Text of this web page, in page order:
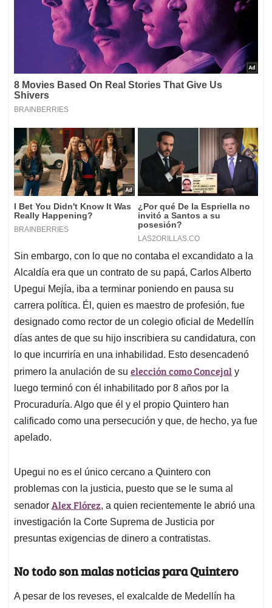
Sin embargo, con lo que no contaba el excandidato a la
Alcaldía era que un contrato de su papá, Carlos Alberto
Upegui Mejía, iba a terminar poniendo en pausa su
carrera política. Él, quien es maestro de profesión, fue
designado como rector de un colegio oficial de Medellín
días antes de que su hijo inscribiera su candidatura, con
lo que incurriría en una inhabilidad. Esto desencadenó
primero la anulación de su elección como Concejal y
luego terminó con él inhabilitado por 8 años por la
Procuraduría. Algo que él y el propio Quintero han
calificado como una persecución y que, de hecho, ya fue
apelado.
Upegui no es el único cercano a Quintero con
problemas con la justicia, puesto que se le suma al
senador Alex Flórez, a quien recientemente le abrió una
investigación la Corte Suprema de Justicia por
presuntas exigencias de dinero a contratistas.
No todo son malas noticias para Quintero
A pesar de los reveses, el exalcalde de Medellín ha